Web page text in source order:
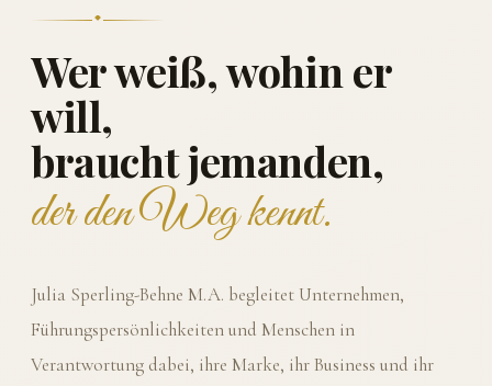
Wer weiß, wohin er
will,
braucht jemanden,
der den Weg kennt.
Julia Sperling-Behne M.A. begleitet Unternehmen,
Führungspersönlichkeiten und Menschen in
Verantwortung dabei, ihre Marke, ihr Business und ihr